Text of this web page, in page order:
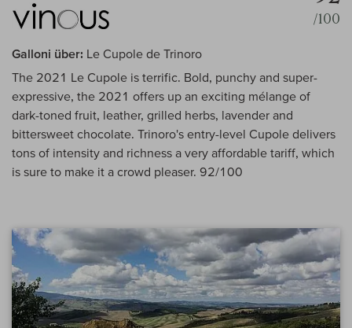
/100
Galloni über: Le Cupole de Trinoro
The 2021 Le Cupole is terrific. Bold, punchy and super-
expressive, the 2021 offers up an exciting mélange of
dark-toned fruit, leather, grilled herbs, lavender and
bittersweet chocolate. Trinoro's entry-level Cupole delivers
tons of intensity and richness a very affordable tariff, which
is sure to make it a crowd pleaser. 92/100